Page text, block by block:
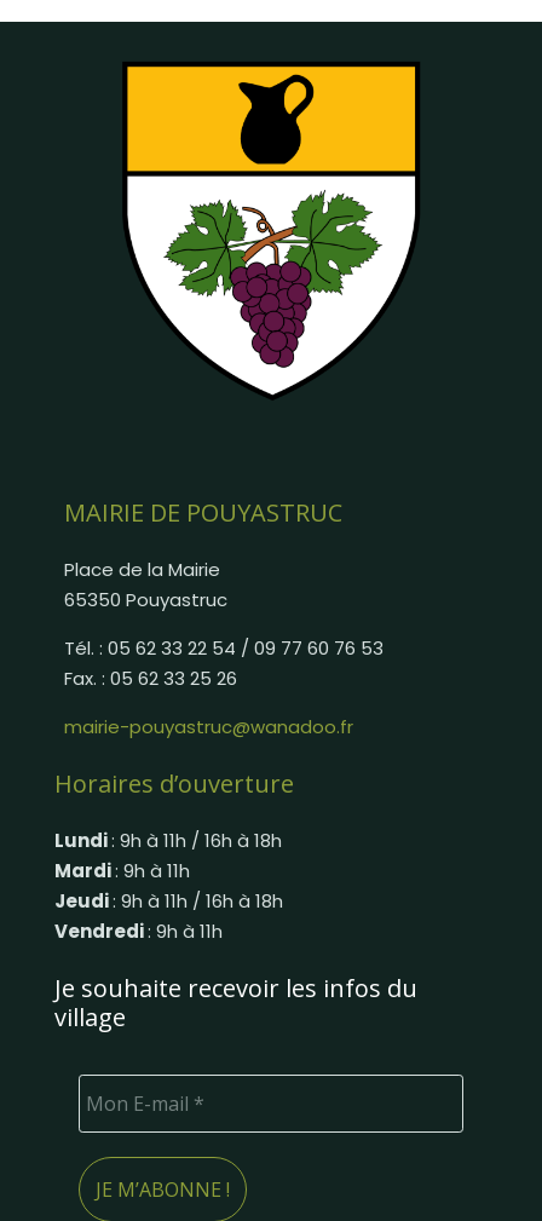
MAIRIE DE POUYASTRUC
Place de la Mairie
65350 Pouyastruc
Tél. : 05 62 33 22 54 / 09 77 60 76 53
Fax. : 05 62 33 25 26
mairie-pouyastruc@wanadoo.fr
Horaires d’ouverture
Lundi: 9h à 11h / 16h à 18h
Mardi: 9h à 11h
Jeudi: 9h à 11h / 16h à 18h
Vendredi: 9h à 11h
Je souhaite recevoir les infos du
village